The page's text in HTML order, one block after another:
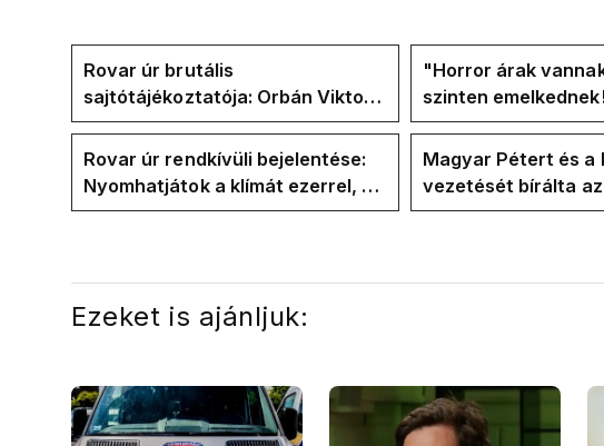
Rovar úr brutális
sajtótájékoztatója: Orbán Viktor
és a Vadhajtások a felelős a
kialakult helyzetért
"Horror árak
szinten
Facebook-oldalán
Tiszások
Rovar úr rendkívüli bejelentése:
Nyomhatjátok a klímát ezerrel, a
hűtőket letekerhetitek, vége az
Magyar Pétert és a
vezetését bírálta
International a
Ezeket is ajánljuk: